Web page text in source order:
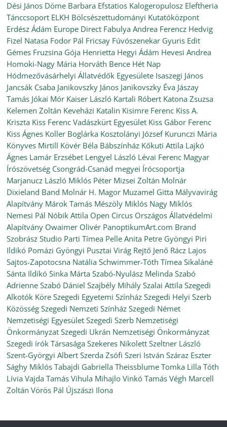
Dési János Döme Barbara Efstatios Kalogeropulosz Eleftheria
Tánccsoport ELKH Bölcsészettudományi Kutatóközpont
Erdész Ádám Europe Direct Fabulya Andrea Ferencz Hedvig
Fizel Natasa Fodor Pál Fricsay Fúvószenekar Gyuris Edit
Gémes Fruzsina Gója Henrietta Hegyi Ádám Hevesi Andrea
Homoki-Nagy Mária Horváth Bence Hét Nap
Hódmezővásárhelyi Állatvédők Egyesülete Isaszegi János
Jancsák Csaba Janikovszky János Janikovszky Éva Jászay
Tamás Jókai Mór Kaiser László Kartali Róbert Katona Zsuzsa
Kelemen Zoltán Keveházi Katalin Kisimre Ferenc Kiss A.
Kriszta Kiss Ferenc Vadászkürt Egyesület Kiss Gábor Ferenc
Kiss Ágnes Koller Boglárka Kosztolányi József Kurunczi Mária
Könyves Mirtill Kövér Béla Bábszínház Kőkuti Attila Lajkó
Ágnes Lamár Erzsébet Lengyel László Lévai Ferenc Magyar
Írószövetség Csongrád-Csanád megyei Írócsoportja
Marjanucz László Miklós Péter Mizsei Zoltán Molnár
Dixieland Band Molnár H. Magor Muzamel Gitta Mályvavirág
Alapítvány Márok Tamás Mészöly Miklós Nagy Miklós
Nemesi Pál Nóbik Attila Open Circus Országos Állatvédelmi
Alapítvány Owaimer Olivér PanoptikumArt.com Brand
Szobrász Studio Parti Tímea Pelle Anita Petre Gyöngyi Piri
Ildikó Pomázi Gyöngyi Pusztai Virág Rejtő Jenő Rácz Lajos
Sajtos-Zapotocsna Natália Schwimmer-Tóth Tímea Sikaláné
Sánta Ildikó Sinka Márta Szabó-Nyulász Melinda Szabó
Adrienne Szabó Dániel Szajbély Mihály Szalai Attila Szegedi
Alkotók Köre Szegedi Egyetemi Színház Szegedi Helyi Szerb
Közösség Szegedi Nemzeti Színház Szegedi Német
Nemzetiségi Egyesület Szegedi Szerb Nemzetiségi
Önkormányzat Szegedi Ukrán Nemzetiségi Önkormányzat
Szegedi írók Társasága Szekeres Nikolett Szeltner László
Szent-Györgyi Albert Szerda Zsófi Szeri István Száraz Eszter
Sághy Miklós Tabajdi Gabriella Theissblume Tomka Lilla Tóth
Lívia Vajda Tamás Vihula Mihajlo Vinkó Tamás Végh Marcell
Zoltán Vörös Pál Újszászi Ilona